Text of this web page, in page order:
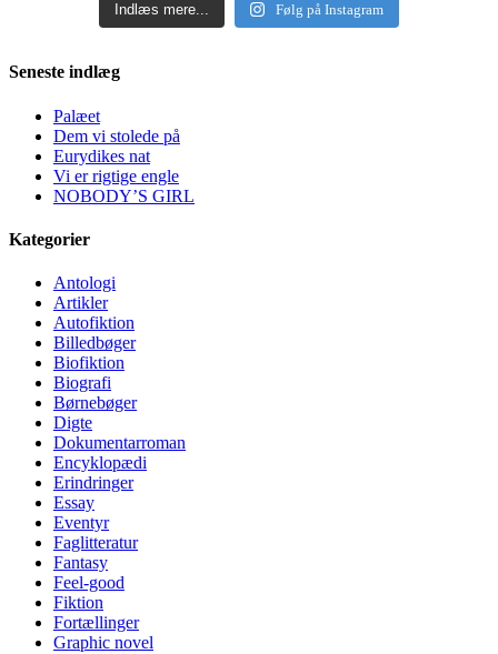
Indlæs mere... Følg på Instagram
Seneste indlæg
Palæet
Dem vi stolede på
Eurydikes nat
Vi er rigtige engle
NOBODY’S GIRL
Kategorier
Antologi
Artikler
Autofiktion
Billedbøger
Biofiktion
Biografi
Børnebøger
Digte
Dokumentarroman
Encyklopædi
Erindringer
Essay
Eventyr
Faglitteratur
Fantasy
Feel-good
Fiktion
Fortællinger
Graphic novel